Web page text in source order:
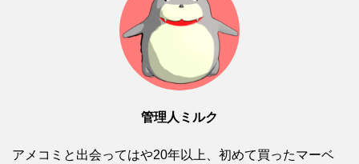
管理人ミルク
アメコミと出会ってはや20年以上、初めて買ったマーベ